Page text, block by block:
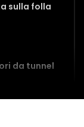
sulla folla
da tunnel